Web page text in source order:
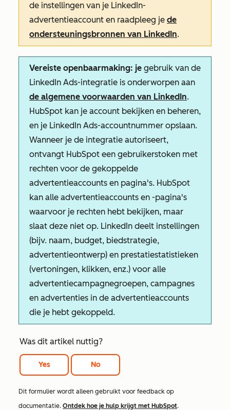
de instellingen van je LinkedIn-
advertentieaccount en raadpleeg je de
ondersteuningsbronnen van LinkedIn.
Vereiste openbaarmaking: je gebruik van de
LinkedIn Ads-integratie is onderworpen aan
de algemene voorwaarden van LinkedIn.
HubSpot kan je account bekijken en beheren,
en je LinkedIn Ads-accountnummer opslaan.
Wanneer je de integratie autoriseert,
ontvangt HubSpot een gebruikerstoken met
rechten voor de gekoppelde
advertentieaccounts en pagina's. HubSpot
kan alle advertentieaccounts en -pagina's
waarvoor je rechten hebt bekijken, maar
slaat deze niet op. LinkedIn deelt instellingen
(bijv. naam, budget, biedstrategie,
advertentieontwerp) en prestatiestatistieken
(vertoningen, klikken, enz.) voor alle
advertentiecampagnegroepen, campagnes
en advertenties in de advertentieaccounts
die je hebt gekoppeld.
Was dit artikel nuttig?
Yes No
Dit formulier wordt alleen gebruikt voor feedback op
documentatie. Ontdek hoe je hulp krijgt met HubSpot.